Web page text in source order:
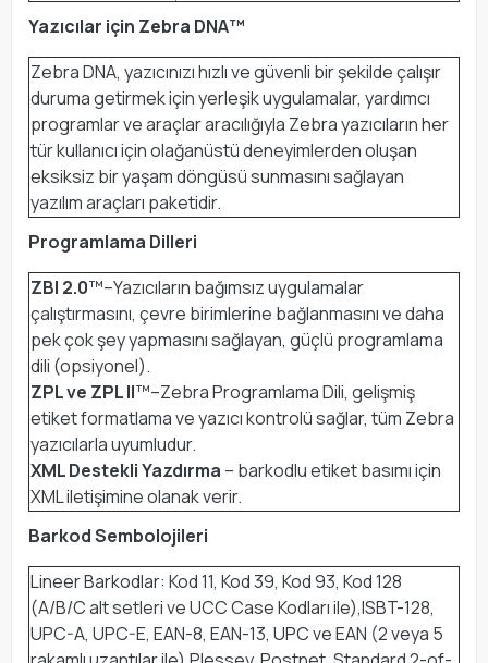
Yazıcılar için Zebra DNA™
Zebra DNA, yazıcınızı hızlı ve güvenli bir şekilde çalışır
duruma getirmek için yerleşik uygulamalar, yardımcı
programlar ve araçlar aracılığıyla Zebra yazıcıların her
tür kullanıcı için olağanüstü deneyimlerden oluşan
eksiksiz bir yaşam döngüsü sunmasını sağlayan
yazılım araçları paketidir.
Programlama Dilleri
ZBI 2.0™–Yazıcıların bağımsız uygulamalar
çalıştırmasını, çevre birimlerine bağlanmasını ve daha
pek çok şey yapmasını sağlayan, güçlü programlama
dili (opsiyonel).
ZPL ve ZPL II™–Zebra Programlama Dili, gelişmiş
etiket formatlama ve yazıcı kontrolü sağlar, tüm Zebra
yazıcılarla uyumludur.
XML Destekli Yazdırma – barkodlu etiket basımı için
XML iletişimine olanak verir.
Barkod Sembolojileri
Lineer Barkodlar: Kod 11, Kod 39, Kod 93, Kod 128
(A/B/C alt setleri ve UCC Case Kodları ile),ISBT-128,
UPC-A, UPC-E, EAN-8, EAN-13, UPC ve EAN (2 veya 5